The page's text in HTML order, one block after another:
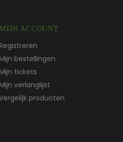
MIJN ACCOUNT
bestellingen
tickets
verlanglijst
producten